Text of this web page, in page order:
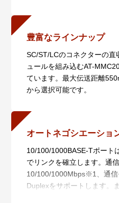
豊富なラインナップ
SC/ST/LCのコネクターの直
ュールを組み込むAT-
ています。最大伝送距離
から選択可能です。
オートネゴシエーショ
10/100/1000BASE-Tポート
でリンクを確立します。通
10/100/1000Mbps※1、通
Duplexをサポートします。
オートネゴシエーション機